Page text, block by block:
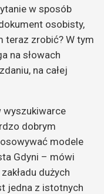
w sposób
osobisty,
teraz zrobić? W tym
na słowach
na całej
wyszukiwarce
dobrym
modele
Gdyni – mówi
dużych
jedna z istotnych